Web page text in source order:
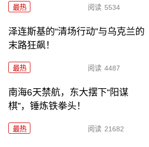
最热 阅读 5534
泽连斯基的“清场行动”与乌克兰的
末路狂飙！
最热 阅读 4487
南海6天禁航，东大摆下“阳谋
棋”，锤炼铁拳头！
最热 阅读 21682